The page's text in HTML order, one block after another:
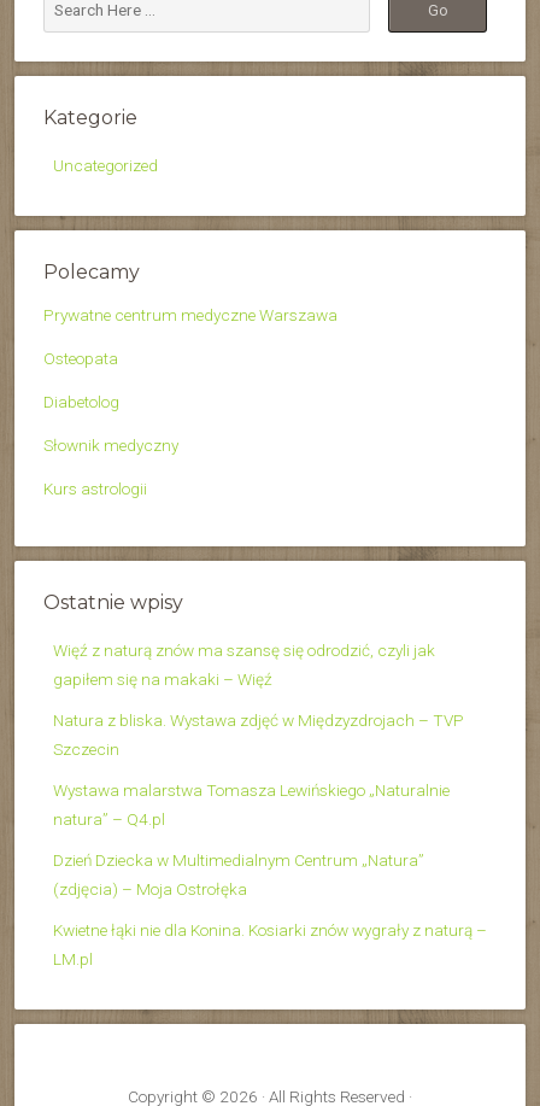
Kategorie
Uncategorized
Polecamy
Prywatne centrum medyczne Warszawa
Osteopata
Diabetolog
Słownik medyczny
Kurs astrologii
Ostatnie wpisy
Więź z naturą znów ma szansę się odrodzić, czyli jak
gapiłem się na makaki – Więź
Natura z bliska. Wystawa zdjęć w Międzyzdrojach – TVP
Szczecin
Wystawa malarstwa Tomasza Lewińskiego „Naturalnie
natura” – Q4.pl
Dzień Dziecka w Multimedialnym Centrum „Natura”
(zdjęcia) – Moja Ostrołęka
Kwietne łąki nie dla Konina. Kosiarki znów wygrały z naturą –
LM.pl
Copyright © 2026 · All Rights Reserved ·